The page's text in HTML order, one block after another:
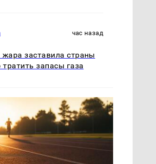
час назад
заставила страны
запасы газа